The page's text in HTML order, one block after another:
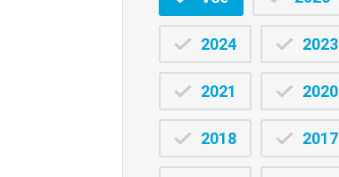
2024 2023
2021 2020
2018 2017